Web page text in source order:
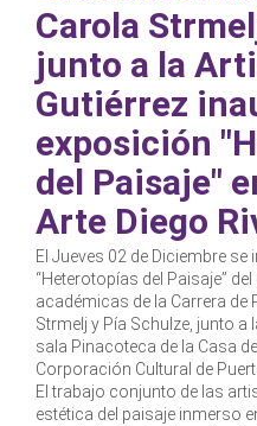
Carola
junto a la
Gutiérrez
exposición
del Paisaje"
Arte Diego
El Jueves 02 de Diciembre
“Heterotopías del Paisaje”
académicas de la Carrera de
Strmelj y Pía Schulze, junto a
sala Pinacoteca de la Casa
Corporación Cultural de
El trabajo conjunto de las
estética del paisaje inmerso